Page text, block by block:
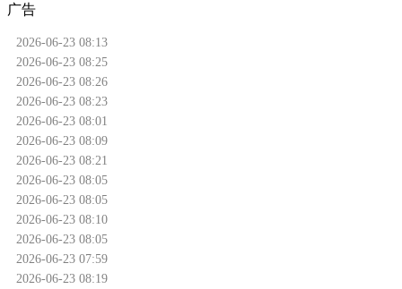
广告
2026-06-23 08:13
2026-06-23 08:25
2026-06-23 08:26
2026-06-23 08:23
2026-06-23 08:01
2026-06-23 08:09
2026-06-23 08:21
2026-06-23 08:05
2026-06-23 08:05
2026-06-23 08:10
2026-06-23 08:05
2026-06-23 07:59
2026-06-23 08:19